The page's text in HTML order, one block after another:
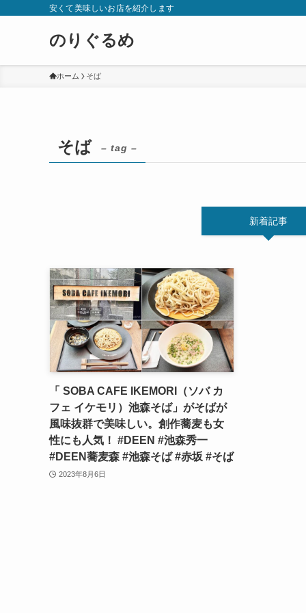
安くて美味しいお店を紹介します
のりぐるめ
ホーム そば
そば – tag –
新着記事
「 SOBA CAFE IKEMORI（ソバ カ
フェ イケモリ）池森そば」がそばが
風味抜群で美味しい。創作蕎麦も女
性にも人気！ #DEEN #池森秀一
#DEEN蕎麦森 #池森そば #赤坂 #そば
2023年8月6日